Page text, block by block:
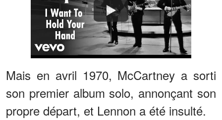
Watch
Mais en avril 1970, McCartney a sorti
son premier album solo, annonçant son
propre départ, et Lennon a été insulté.